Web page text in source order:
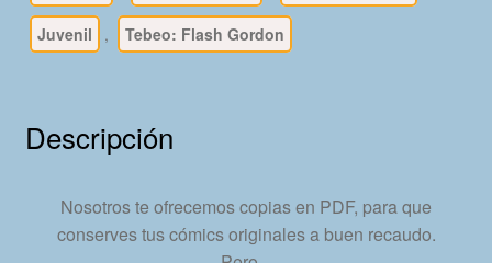
Colección
Completa
Tebeos
En
Juvenil , Tebeo: Flash Gordon
Descripción
Nosotros te ofrecemos copias en PDF, para que
conserves tus cómics originales a buen recaudo.